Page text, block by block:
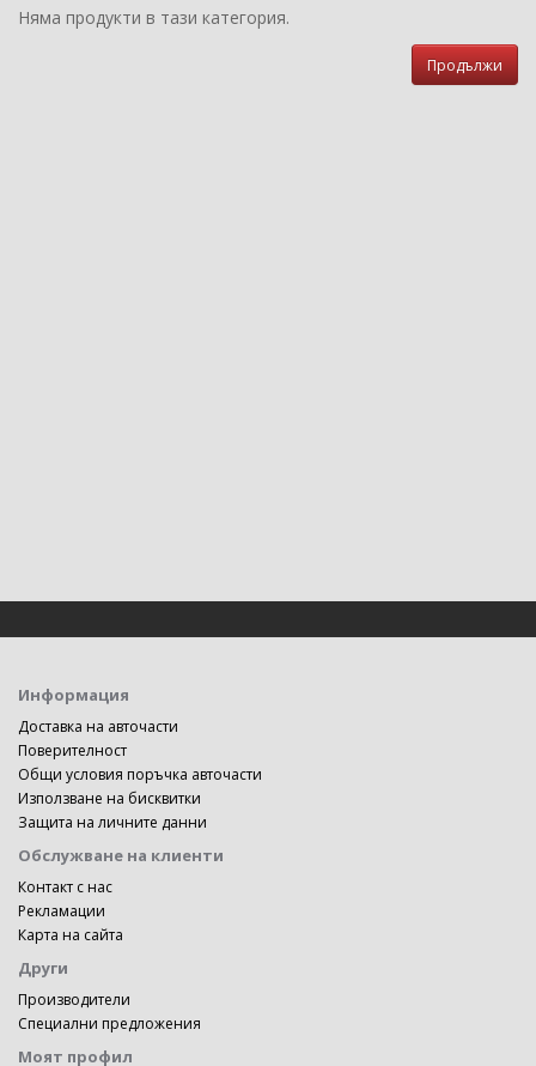
Няма продукти в тази категория.
Продължи
Информация
Доставка на авточасти
Поверителност
Общи условия поръчка авточасти
Използване на бисквитки
Защита на личните данни
Обслужване на клиенти
Контакт с нас
Рекламации
Карта на сайта
Други
Производители
Специални предложения
Моят профил